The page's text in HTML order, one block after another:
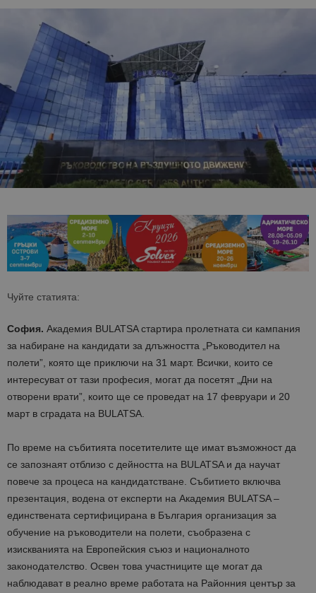
Чуйте статията:
София. Академия BULATSA стартира пролетната си кампания
за набиране на кандидати за длъжността „Ръководител на
полети”, която ще приключи на 31 март. Всички, които се
интересуват от тази професия, могат да посетят „Дни на
отворени врати”, които ще се проведат на 17 февруари и 20
март в сградата на BULATSA.
По време на събитията посетителите ще имат възможност да
се запознаят отблизо с дейността на BULATSA и да научат
повече за процеса на кандидатстване. Събитието включва
презентация, водена от експерти на Академия BULATSA –
единствената сертифицирана в България организация за
обучение на ръководители на полети, съобразена с
изискванията на Европейския съюз и националното
законодателство. Освен това участниците ще могат да
наблюдават в реално време работата на Районния център за